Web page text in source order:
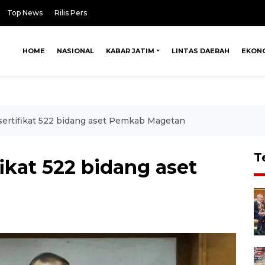
Top News Rilis Pers
HOME NASIONAL KABAR JATIM LINTAS DAERAH
522 bidang aset Pemkab Magetan
522 bidang aset